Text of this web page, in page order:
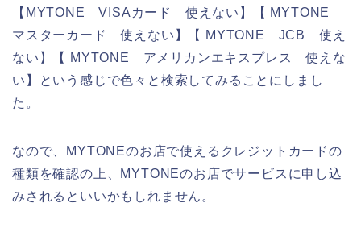
【MYTONE VISAカード 使えない】【 MYTONE
マスターカード 使えない】【 MYTONE JCB 使え
ない】【 MYTONE アメリカンエキスプレス 使えな
い】という感じで色々と検索してみることにしまし
た。
なので、MYTONEのお店で使えるクレジットカードの
種類を確認の上、MYTONEのお店でサービスに申し込
みされるといいかもしれません。